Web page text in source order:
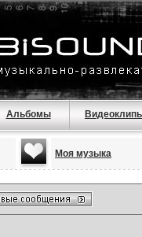
Альбомы
Моя музыка